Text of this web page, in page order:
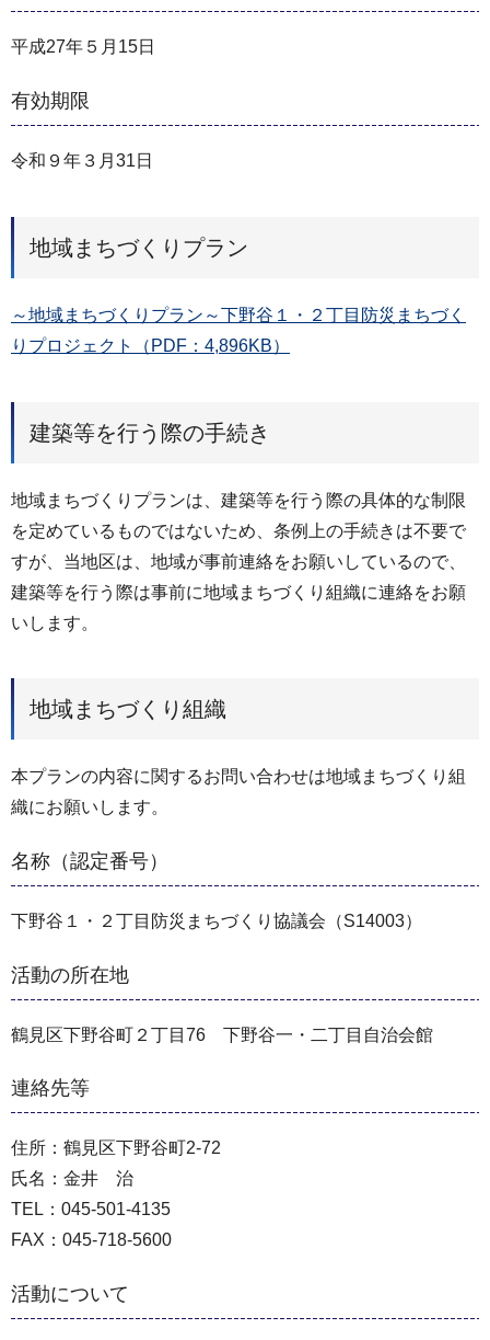
平成27年５月15日
有効期限
令和９年３月31日
地域まちづくりプラン
～地域まちづくりプラン～下野谷１・２丁目防災まちづく
りプロジェクト（PDF：4,896KB）
建築等を行う際の手続き
地域まちづくりプランは、建築等を行う際の具体的な制限
を定めているものではないため、条例上の手続きは不要で
すが、当地区は、地域が事前連絡をお願いしているので、
建築等を行う際は事前に地域まちづくり組織に連絡をお願
いします。
地域まちづくり組織
本プランの内容に関するお問い合わせは地域まちづくり組
織にお願いします。
名称（認定番号）
下野谷１・２丁目防災まちづくり協議会（S14003）
活動の所在地
鶴見区下野谷町２丁目76 下野谷一・二丁目自治会館
連絡先等
住所：鶴見区下野谷町2-72
氏名：金井 治
TEL：045-501-4135
FAX：045-718-5600
活動について